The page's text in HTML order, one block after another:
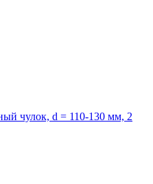
чулок, d = 110-130 мм, 2